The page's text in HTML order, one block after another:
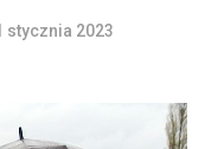
stycznia 2023